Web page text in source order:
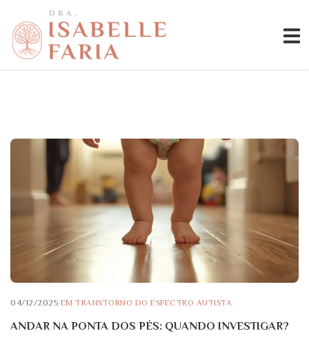
04/12/2025 EM TRANSTORNO DO ESPECTRO AUTISTA
ANDAR NA PONTA DOS PÉS: QUANDO INVESTIGAR?